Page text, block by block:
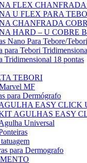
FLEX CHANFRADA
U FLEX PARA
CHANFRADA
HARD – U COBRE
Nano Para Tebore/Tebori
para Tebori
Tridimensional 18 pontas
TEBORI
MF
para Dermógrafo
EASY CLICK
AGULHAS EASY
Universal
para Dermografo